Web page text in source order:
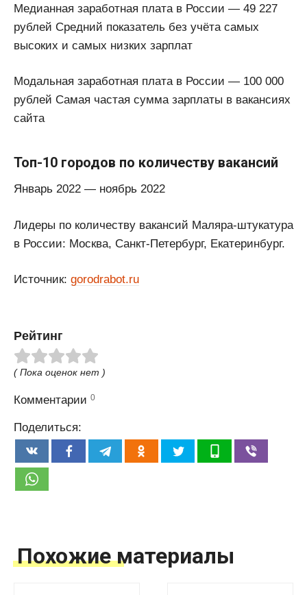
Медианная заработная плата в России — 49 227
рублей Средний показатель без учёта самых
высоких и самых низких зарплат
Модальная заработная плата в России — 100 000
рублей Самая частая сумма зарплаты в вакансиях
сайта
Топ-10 городов по количеству вакансий
Январь 2022 — ноябрь 2022
Лидеры по количеству вакансий Маляра-штукатура
в России: Москва, Санкт-Петербург, Екатеринбург.
Источник: gorodrabot.ru
Рейтинг
( Пока оценок нет )
Комментарии 0
Поделиться:
Похожие материалы